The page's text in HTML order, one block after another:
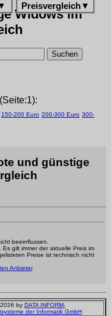
Preisvergleich▼
Widows im
150-200 Euro 200-300 Euro 300-
und günstige
beeinflussen.
gilt immer der aktuelle Preis im
Preise ist technisch nicht
Anbieter
by DATA INFORM-
der Informatik GmbH